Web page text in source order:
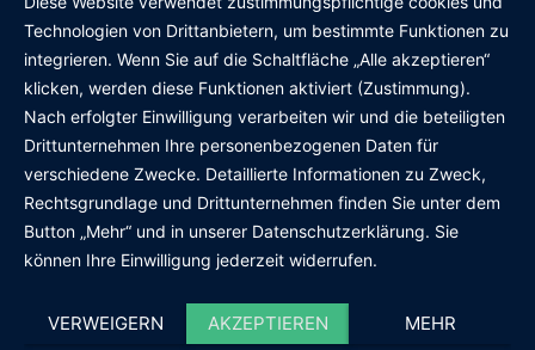
Technologien von Drittanbietern, um bestimmte Funktionen zu
integrieren. Wenn Sie auf die Schaltfläche „Alle akzeptieren“
klicken, werden diese Funktionen aktiviert (Zustimmung).
Nach erfolgter Einwilligung verarbeiten wir und die beteiligten
Drittunternehmen Ihre personenbezogenen Daten für
verschiedene Zwecke. Detaillierte Informationen zu Zweck,
Rechtsgrundlage und Drittunternehmen finden Sie unter dem
Button „Mehr“ und in unserer Datenschutzerklärung. Sie
können Ihre Einwilligung jederzeit widerrufen.
VERWEIGERN AKZEPTIEREN MEHR